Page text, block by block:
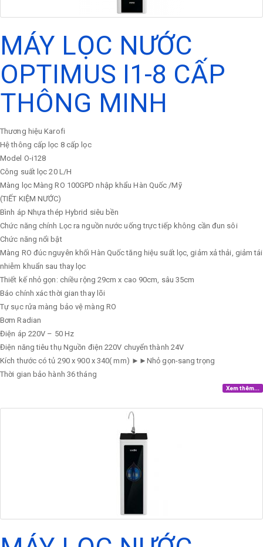
MÁY LỌC NƯỚC
OPTIMUS I1-8 CẤP
THÔNG MINH
Thương hiệu Karofi
Hệ thông cấp lọc 8 cấp lọc
Model O-i128
Công suất lọc 20 L/H
Màng lọc Màng RO 100GPD nhập khẩu Hàn Quốc /Mỹ
(TIẾT KIỆM NƯỚC)
Bình áp Nhựa thép Hybrid siêu bền
Chức năng chính Lọc ra nguồn nước uống trực tiếp không cần đun sôi
Chức năng nổi bật
Màng RO đúc nguyên khối Hàn Quốc tăng hiệu suất lọc, giảm xả thải, giảm tái
nhiễm khuẩn sau thay lọc
Thiết kế nhỏ gọn: chiều rộng 29cm x cao 90cm, sâu 35cm
Báo chính xác thời gian thay lõi
Tự sục rửa màng bảo vệ màng RO
Bơm Radian
Điện áp 220V – 50 Hz
Điện năng tiêu thụ Nguồn điện 220V chuyển thành 24V
Kích thước có tủ 290 x 900 x 340( mm) ►►Nhỏ gọn-sang trọng
Thời gian bảo hành 36 tháng
Xem thêm...